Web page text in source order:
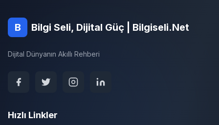
B Bilgi Seli, Dijital Güç | Bilgiseli.Net
Dijital Dünyanın Akıllı Rehberi
Hızlı Linkler